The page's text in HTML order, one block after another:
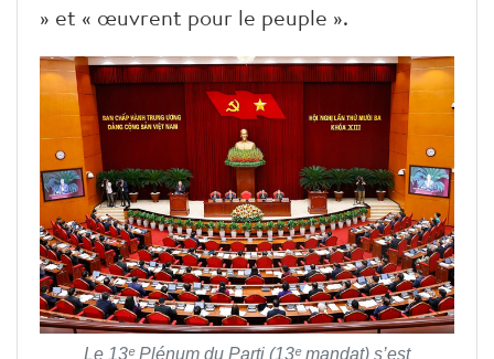
» et « œuvrent pour le peuple ».
Le 13ᵉ Plénum du Parti (13ᵉ mandat) s’est